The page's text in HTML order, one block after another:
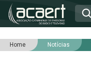
HOME
Home Notícias